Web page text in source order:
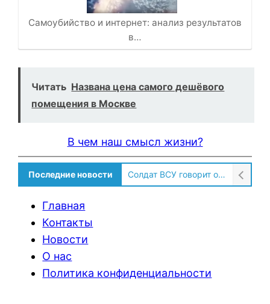
Самоубийство и интернет: анализ результатов
в…
Читать Названа цена самого дешёвого
помещения в Москве
В чем наш смысл жизни?
Последние новости Солдат ВСУ говорит о том, чтобы продавали топливо для ремонта техники в Угледаре
Главная
Контакты
Новости
О нас
Политика конфиденциальности